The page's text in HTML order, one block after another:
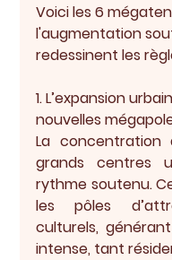
Voici les 6
l'augmentation
redessinent les
1. L’expansion
nouvelles
La
grands centres
rythme soutenu.
les pôles
culturels,
intense, tant